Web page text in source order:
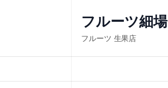
ス
キ
フルーツ細場
フルーツ 生果店